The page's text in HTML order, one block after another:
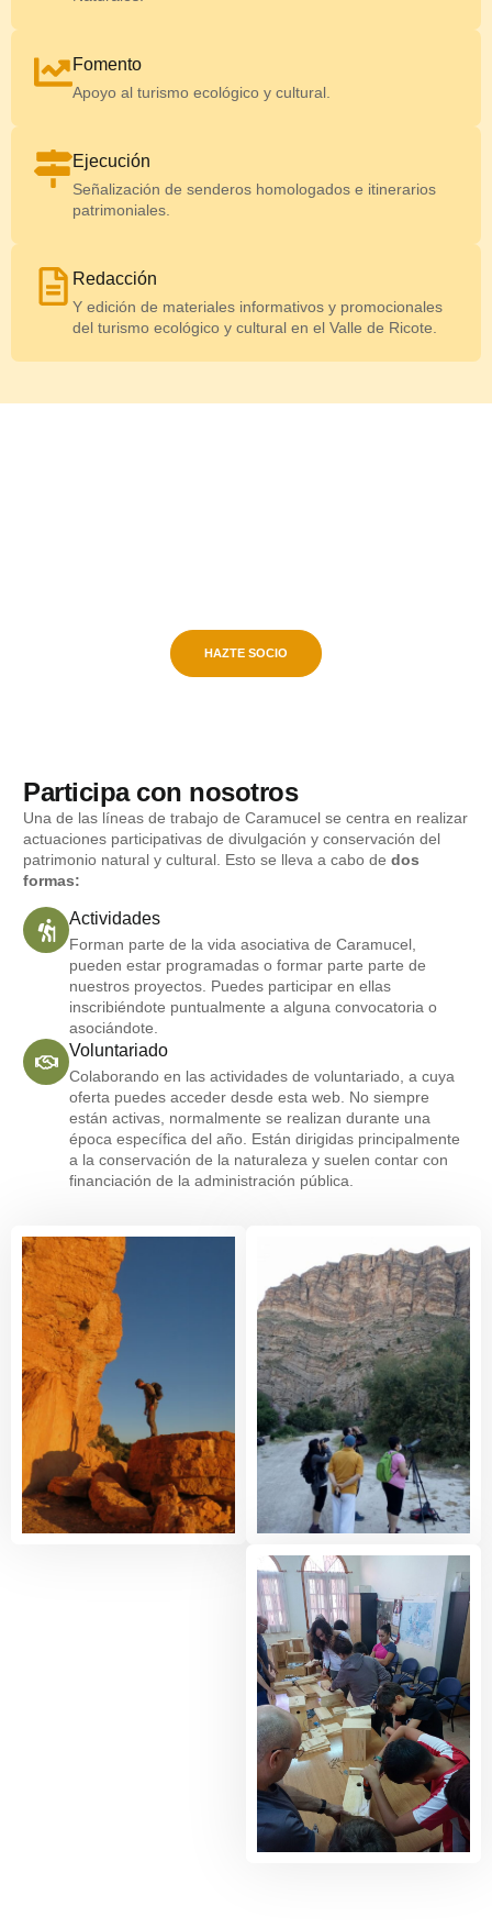
Fomento
Apoyo al turismo ecológico y cultural.
Ejecución
Señalización de senderos homologados e itinerarios
patrimoniales.
Redacción
Y edición de materiales informativos y promocionales
del turismo ecológico y cultural en el Valle de Ricote.
HAZTE SOCIO
Participa con nosotros
Una de las líneas de trabajo de Caramucel se centra en realizar
actuaciones participativas de divulgación y conservación del
patrimonio natural y cultural. Esto se lleva a cabo de dos
formas:
Actividades
Forman parte de la vida asociativa de Caramucel,
pueden estar programadas o formar parte parte de
nuestros proyectos. Puedes participar en ellas
inscribiéndote puntualmente a alguna convocatoria o
asociándote.
Voluntariado
Colaborando en las actividades de voluntariado, a cuya
oferta puedes acceder desde esta web. No siempre
están activas, normalmente se realizan durante una
época específica del año. Están dirigidas principalmente
a la conservación de la naturaleza y suelen contar con
financiación de la administración pública.